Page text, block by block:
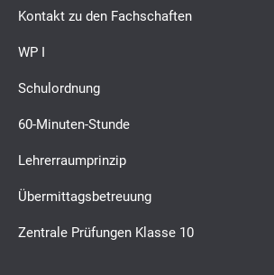
Kontakt zu den Fachschaften
WP I
Schulordnung
60-Minuten-Stunde
Lehrerraumprinzip
Übermittagsbetreuung
Zentrale Prüfungen Klasse 10